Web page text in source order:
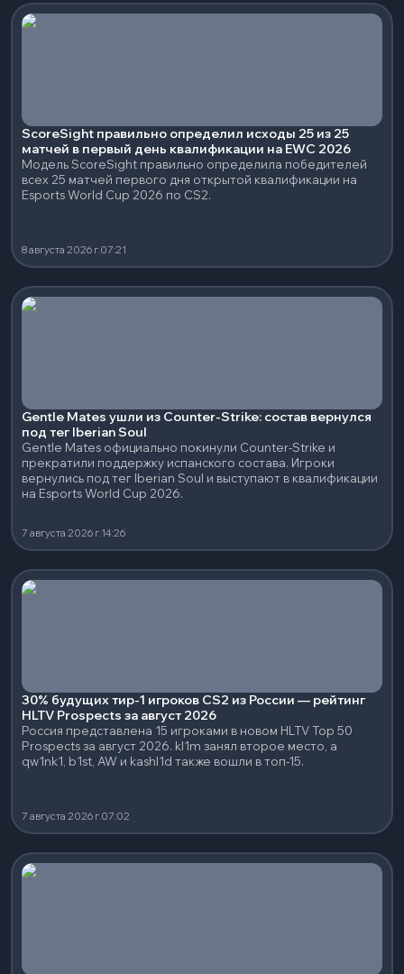
ScoreSight правильно определил исходы 25 из 25
матчей в первый день квалификации на EWC 2026
Модель ScoreSight правильно определила победителей
всех 25 матчей первого дня открытой квалификации на
Esports World Cup 2026 по CS2.
8 августа 2026 г.07:21
Gentle Mates ушли из Counter-Strike: состав вернулся
под тег Iberian Soul
Gentle Mates официально покинули Counter-Strike и
прекратили поддержку испанского состава. Игроки
вернулись под тег Iberian Soul и выступают в квалификации
на Esports World Cup 2026.
7 августа 2026 г.14:26
30% будущих тир-1 игроков CS2 из России — рейтинг
HLTV Prospects за август 2026
Россия представлена 15 игроками в новом HLTV Top 50
Prospects за август 2026. kl1m занял второе место, а
qw1nk1, b1st, AW и kashl1d также вошли в топ-15.
7 августа 2026 г.07:02